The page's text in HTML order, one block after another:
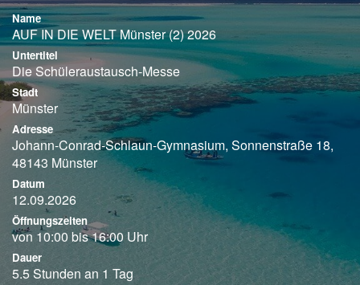
Name
AUF IN DIE WELT Münster (2) 2026
Untertitel
Die Schüleraustausch-Messe
Stadt
Münster
Adresse
Johann-Conrad-Schlaun-Gymnasium, Sonnenstraße 18,
48143 Münster
Datum
12.09.2026
Öffnungszeiten
von 10:00 bis 16:00 Uhr
Dauer
5.5 Stunden an 1 Tag